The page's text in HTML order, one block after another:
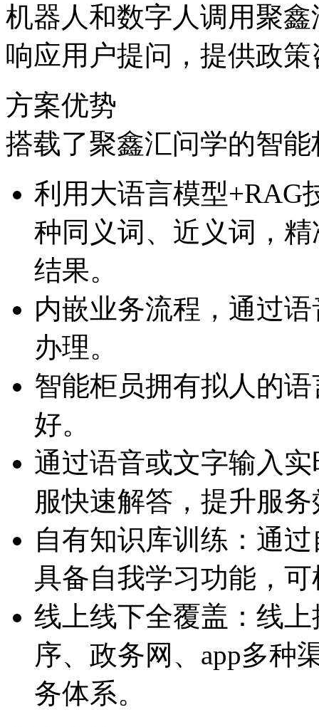
机器人和数字人调用聚鑫
响应用户提问，提供政
方案优势
搭载了聚鑫汇问学的智
利用大语言模型+RAG技
种同义词、近义词
结果。
内嵌业务流程，通
办理。
智能柜员拥有拟人的语言
好。
通过语音或文字输入实
服快速解答，提升服
自有知识库训练：通
具备自我学习功能
线上线下全覆盖：线
序、政务网、app
务体系。